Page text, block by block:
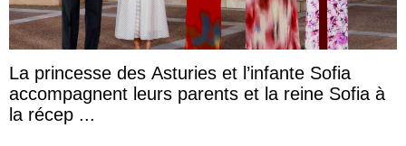
La princesse des Asturies et l’infante Sofia
accompagnent leurs parents et la reine Sofia à
la récep ...